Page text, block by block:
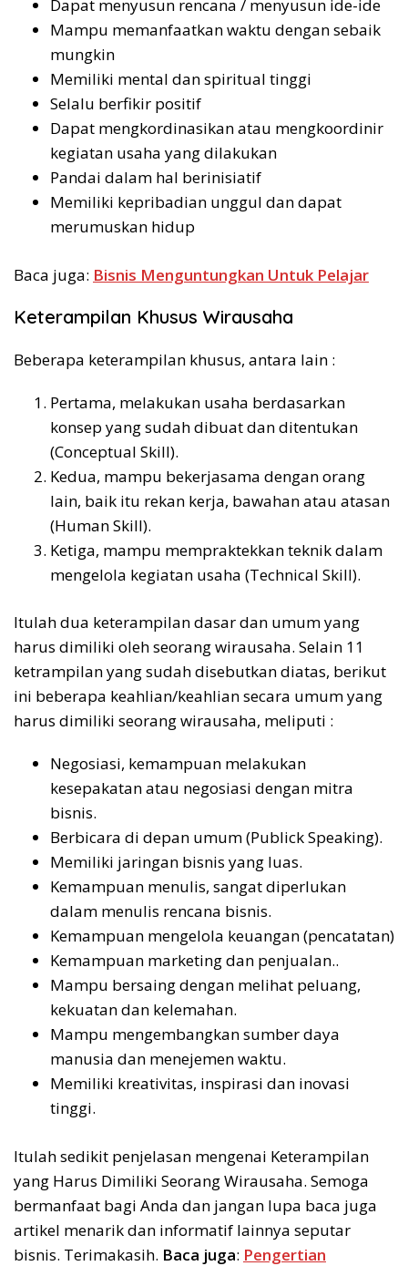
Dapat menyusun rencana / menyusun ide-ide
Mampu memanfaatkan waktu dengan sebaik
mungkin
Memiliki mental dan spiritual tinggi
Selalu berfikir positif
Dapat mengkordinasikan atau mengkoordinir
kegiatan usaha yang dilakukan
Pandai dalam hal berinisiatif
Memiliki kepribadian unggul dan dapat
merumuskan hidup
Baca juga: Bisnis Menguntungkan Untuk Pelajar
Keterampilan Khusus Wirausaha
Beberapa keterampilan khusus, antara lain :
Pertama, melakukan usaha berdasarkan
konsep yang sudah dibuat dan ditentukan
(Conceptual Skill).
Kedua, mampu bekerjasama dengan orang
lain, baik itu rekan kerja, bawahan atau atasan
(Human Skill).
Ketiga, mampu mempraktekkan teknik dalam
mengelola kegiatan usaha (Technical Skill).
Itulah dua keterampilan dasar dan umum yang
harus dimiliki oleh seorang wirausaha. Selain 11
ketrampilan yang sudah disebutkan diatas, berikut
ini beberapa keahlian/keahlian secara umum yang
harus dimiliki seorang wirausaha, meliputi :
Negosiasi, kemampuan melakukan
kesepakatan atau negosiasi dengan mitra
bisnis.
Berbicara di depan umum (Publick Speaking).
Memiliki jaringan bisnis yang luas.
Kemampuan menulis, sangat diperlukan
dalam menulis rencana bisnis.
Kemampuan mengelola keuangan (pencatatan)
Kemampuan marketing dan penjualan..
Mampu bersaing dengan melihat peluang,
kekuatan dan kelemahan.
Mampu mengembangkan sumber daya
manusia dan menejemen waktu.
Memiliki kreativitas, inspirasi dan inovasi
tinggi.
Itulah sedikit penjelasan mengenai Keterampilan
yang Harus Dimiliki Seorang Wirausaha. Semoga
bermanfaat bagi Anda dan jangan lupa baca juga
artikel menarik dan informatif lainnya seputar
bisnis. Terimakasih. Baca juga: Pengertian